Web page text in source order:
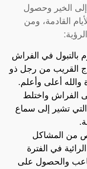
إلى الخير وحصول
القادمة، ومن
بالتبول في الفراش
القريب من رجل ذو
أعلى وأعلم.
الفراش واختلط
تشير إلى سماع
من المشاكل
في الفترة
والحصول على